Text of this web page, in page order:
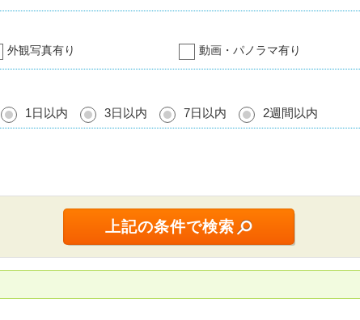
外観写真有り 動画・パノラマ有り
1日以内 3日以内 7日以内 2週間以内